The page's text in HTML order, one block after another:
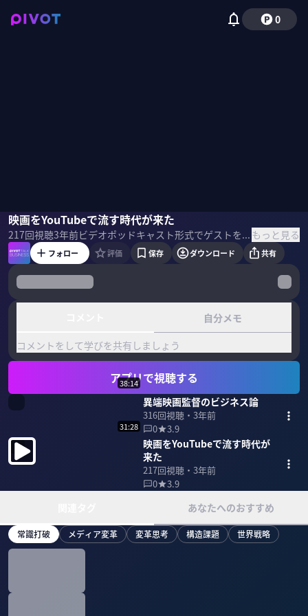
0
映画をYouTubeで流す時代が来た
217回視聴3年前 ビデオポッドキャスト形式でゲストを招き、最先端の話を聞くPIVOT TALK。日本の映画ビジネスの現状と未来を映画監督の紀里谷和明氏、松本優作氏に聞いた。 もっと見る
紀里谷和明松本優作
フォロー 評価 保存 ダウンロード 共有
自分メモ
コメントをして学びを共有しましょう
アプリで視聴する
38:14
異端映画監督のビジネス論
316回視聴・ 3年前
0
3.9
31:28
映画をYouTubeで流す時代が
来た
217回視聴・ 3年前
0
3.9
あなたへのおすすめ
常識打破 メディア変革 変革思考 構造課題 世界戦略